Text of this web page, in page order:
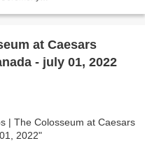
at Caesars
- july 01, 2022